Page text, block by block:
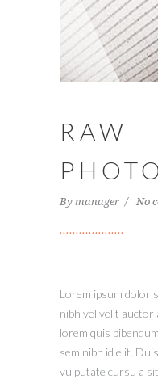
RAW
By manager No
Lorem ipsum dolor
nibh vel velit auctor
lorem quis
sem nibh id elit.
vulputate cursu a